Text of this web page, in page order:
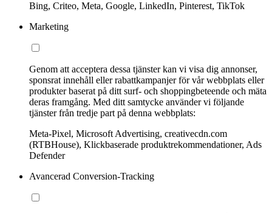
Bing, Criteo, Meta, Google, LinkedIn, Pinterest, TikTok
Marketing
Genom att acceptera dessa tjänster kan vi visa dig annonser,
sponsrat innehåll eller rabattkampanjer för vår webbplats eller
produkter baserat på ditt surf- och shoppingbeteende och mäta
deras framgång. Med ditt samtycke använder vi följande
tjänster från tredje part på denna webbplats:
Meta-Pixel, Microsoft Advertising, creativecdn.com
(RTBHouse), Klickbaserade produktrekommendationer, Ads
Defender
Avancerad Conversion-Tracking